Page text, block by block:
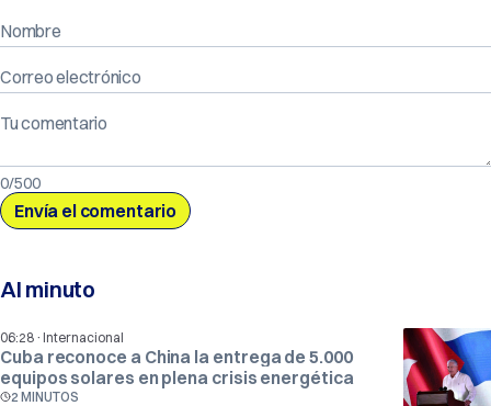
Al minuto
06:28· Internacional
Cuba reconoce a China la entrega de 5.000
equipos solares en plena crisis energética
2 MINUTOS
Nombre
Correo electrónico
Tu comentario
0/500